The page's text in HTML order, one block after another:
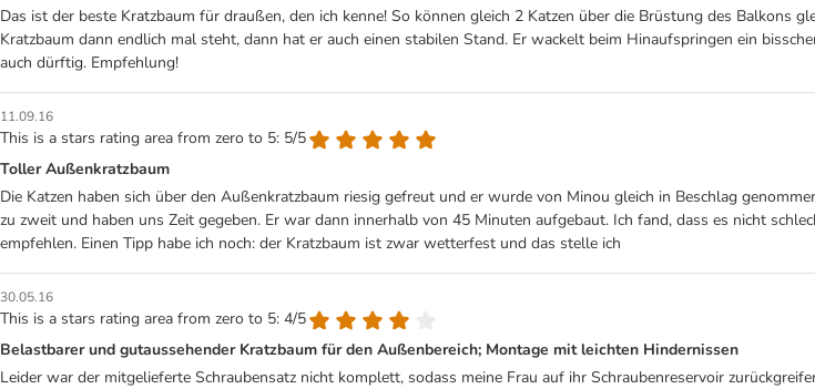
Das ist der beste Kratzbaum für draußen, den ich kenne! So können gleich 2 Katzen über die Brüstung des Balkons
Kratzbaum dann endlich mal steht, dann hat er auch einen stabilen Stand. Er wackelt beim Hinaufspringen ein
auch dürftig. Empfehlung!
11.09.16
This is a stars rating area from zero to 5: 5/5
Toller Außenkratzbaum
Die Katzen haben sich über den Außenkratzbaum riesig gefreut und er wurde von Minou gleich in Beschlag
zu zweit und haben uns Zeit gegeben. Er war dann innerhalb von 45 Minuten aufgebaut. Ich fand, dass es nicht
empfehlen. Einen Tipp habe ich noch: der Kratzbaum ist zwar wetterfest und das stelle ich
30.05.16
This is a stars rating area from zero to 5: 4/5
Belastbarer und gutaussehender Kratzbaum für den Außenbereich; Montage mit leichten Hindernissen
Leider war der mitgelieferte Schraubensatz nicht komplett, sodass meine Frau auf ihr Schraubenreservoir